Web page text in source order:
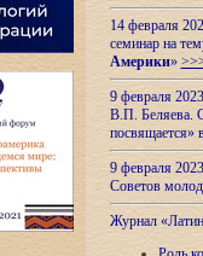
14 февраля
семинар на
Америки»
9 февраля
В.П. Беляева.
посвящается»
9 февраля
Советов
Журнал